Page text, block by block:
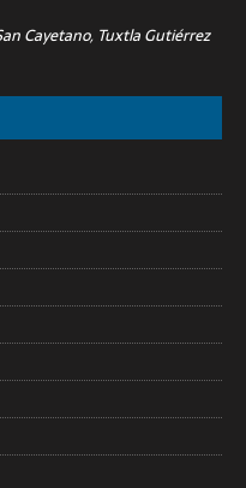
Cayetano, Tuxtla Gutiérrez